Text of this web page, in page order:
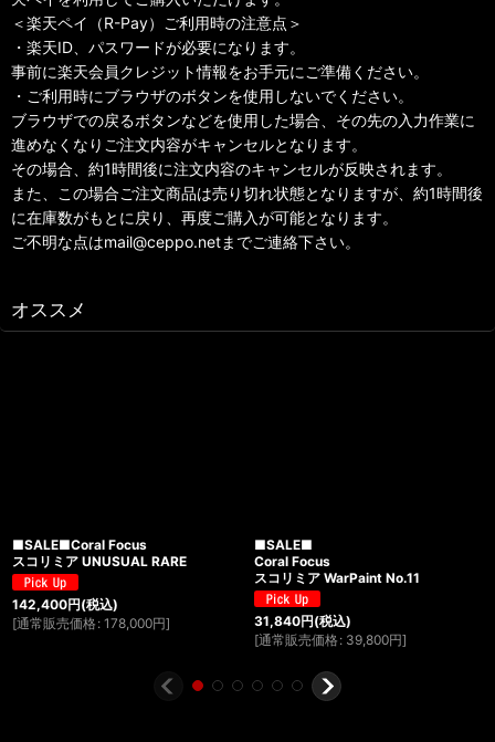
＜楽天ペイ（R-Pay）ご利用時の注意点＞
・楽天ID、パスワードが必要になります。
事前に楽天会員クレジット情報をお手元にご準備ください。
・ご利用時にブラウザのボタンを使用しないでください。
ブラウザでの戻るボタンなどを使用した場合、その先の入力作業に
進めなくなりご注文内容がキャンセルとなります。
その場合、約1時間後に注文内容のキャンセルが反映されます。
また、この場合ご注文商品は売り切れ状態となりますが、約1時間後
に在庫数がもとに戻り、再度ご購入が可能となります。
ご不明な点はmail@ceppo.netまでご連絡下さい。
オススメ
■SALE■Coral Focus
スコリミア UNUSUAL RARE
142,400円(税込)
[通常販売価格 : 178,000円]
■SALE■
Coral Focus
スコリミア WarPaint No.11
31,840円(税込)
[通常販売価格 : 39,800円]